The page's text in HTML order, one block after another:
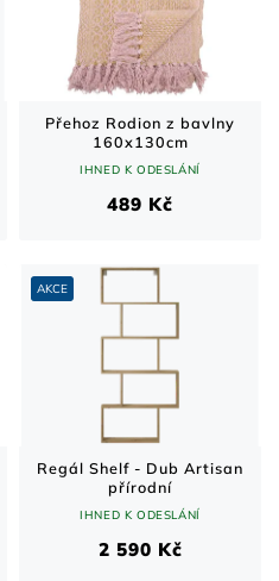
Přehoz Rodion z bavlny
160x130cm
IHNED K ODESLÁNÍ
489 Kč
AKCE
Regál Shelf - Dub Artisan
přírodní
IHNED K ODESLÁNÍ
2 590 Kč